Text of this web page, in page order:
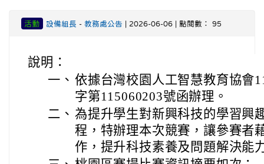
活動 設備組長 - 教務處公告 | 2026-06-06 | 點閱數： 95
說明：
一、 依據台灣校園人工智慧教育協會
字第115060203號函辦理。
二、 為提升學生對新興科技的學習興
程，特辦理本次競賽，讓參賽者
作，提升科技素養及問題解決能